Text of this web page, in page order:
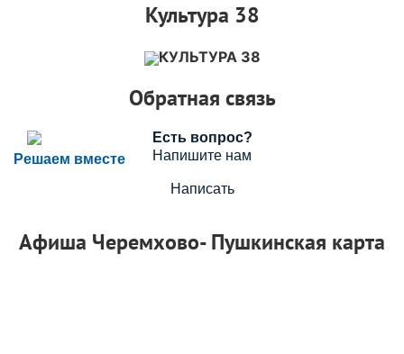
Культура 38
КУЛЬТУРА 38
Обратная связь
Решаем вместе
Есть вопрос?
Напишите нам
Написать
Афиша Черемхово- Пушкинская карта